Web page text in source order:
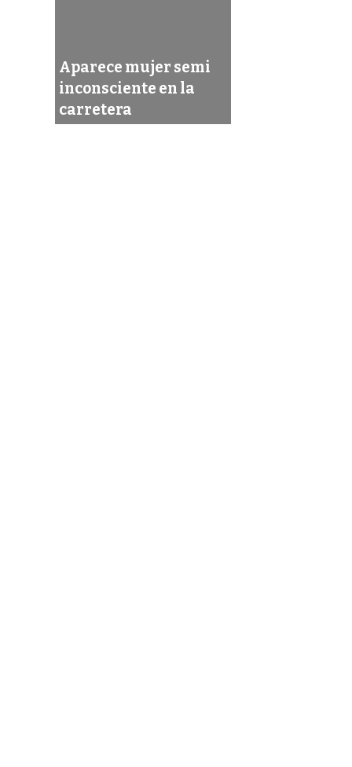
Aparece mujer semi
inconsciente en la
carretera